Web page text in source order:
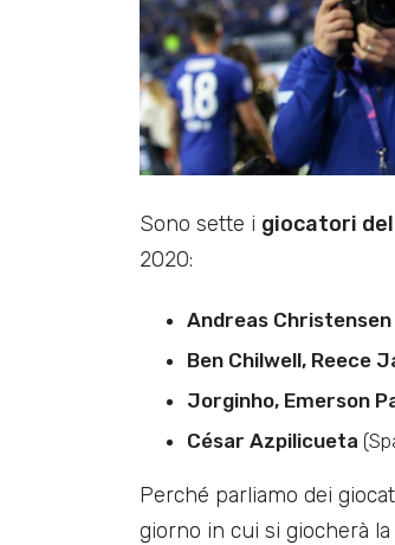
Sono sette i giocatori
2020:
Andreas Christensen
Ben Chilwell, Reece
Jorginho, Emerson
César Azpilicueta
Perché parliamo dei
giorno in cui si giocherà